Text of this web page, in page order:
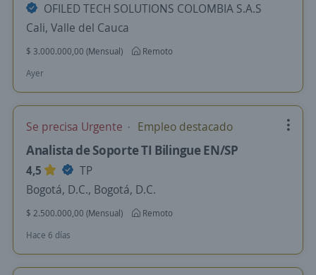
OFILED TECH SOLUTIONS COLOMBIA S.A.S
Cali, Valle del Cauca
$ 3.000.000,00 (Mensual)
Remoto
Ayer
Se precisa Urgente Empleo destacado
Analista de Soporte TI Bilingue EN/SP
4,5
TP
Bogotá, D.C., Bogotá, D.C.
$ 2.500.000,00 (Mensual)
Remoto
Hace 6 días